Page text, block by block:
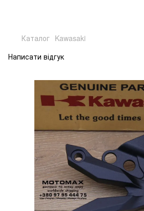
Каталог Kawasaki
Написати відгук